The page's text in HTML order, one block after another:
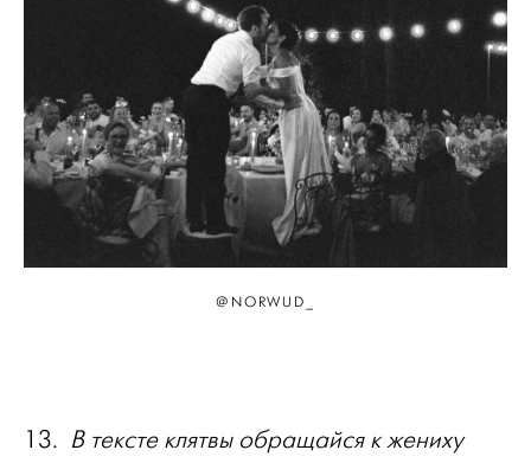
@NORWUD_
13. В тексте клятвы обращайся к жениху